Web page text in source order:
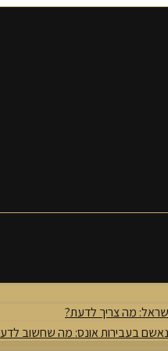
מה צריך לדעת?
בעבירות אונס: מה שחשוב